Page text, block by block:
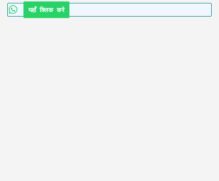
यहाँ क्लिक करे